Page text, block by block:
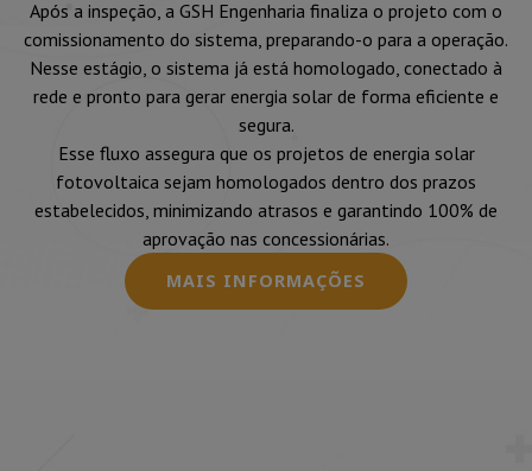
Após a inspeção, a GSH Engenharia finaliza o projeto com o
comissionamento do sistema, preparando-o para a operação.
Nesse estágio, o sistema já está homologado, conectado à
rede e pronto para gerar energia solar de forma eficiente e
segura.
Esse fluxo assegura que os projetos de energia solar
fotovoltaica sejam homologados dentro dos prazos
estabelecidos, minimizando atrasos e garantindo 100% de
aprovação nas concessionárias.
MAIS INFORMAÇÕES